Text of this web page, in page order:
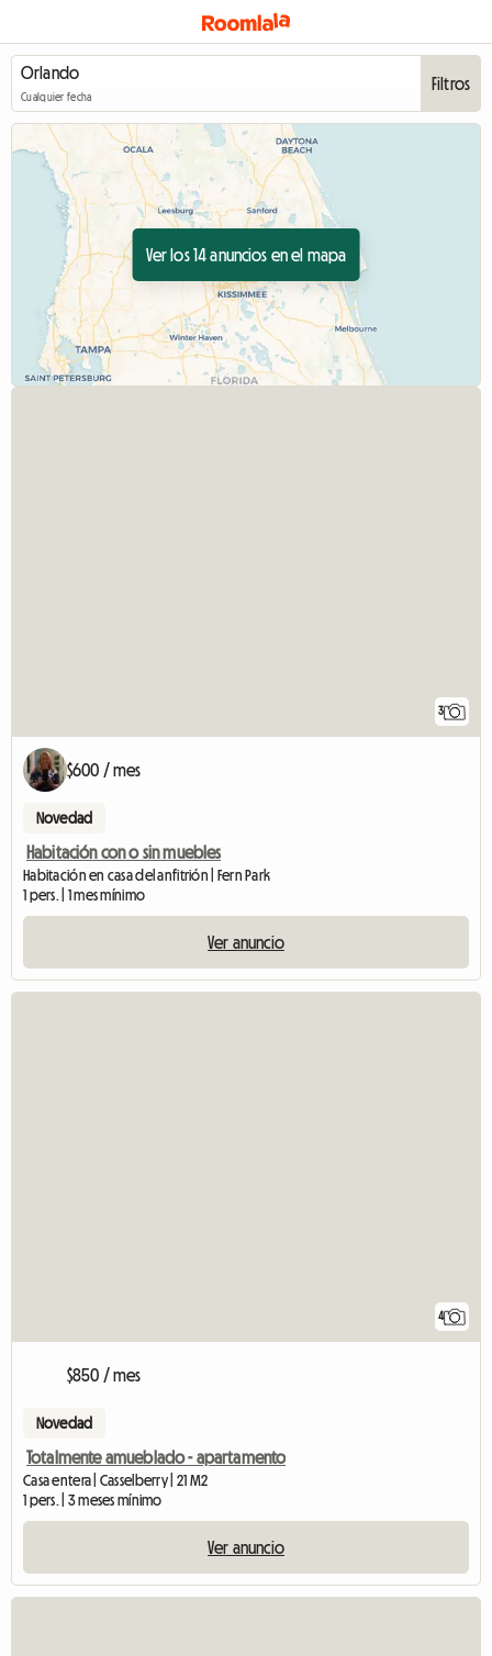
Cualquier fecha
Filtros
Ver los 14 anuncios en el mapa
3
$600 / mes
Novedad
Habitación con o sin muebles
Habitación en casa del anfitrión | Fern Park
1 pers. | 1 mes mínimo
Ver anuncio
4
$850 / mes
Novedad
Totalmente amueblado - apartamento
Casa entera | Casselberry | 21 M2
1 pers. | 3 meses mínimo
Ver anuncio